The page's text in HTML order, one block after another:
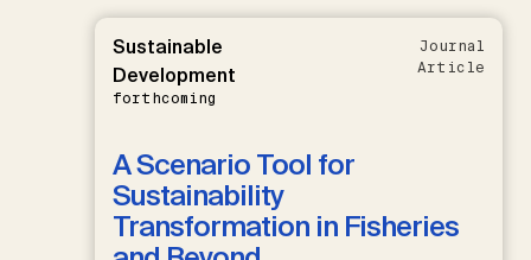
Sustainable
Development
forthcoming
Journal
Article
A Scenario Tool for
Sustainability
Transformation in Fisheries